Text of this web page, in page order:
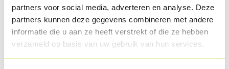
partners voor social media, adverteren en analyse. Deze
partners kunnen deze gegevens combineren met andere
informatie die u aan ze heeft verstrekt of die ze hebben
verzameld op basis van uw gebruik van hun services.
Recepten met dit product